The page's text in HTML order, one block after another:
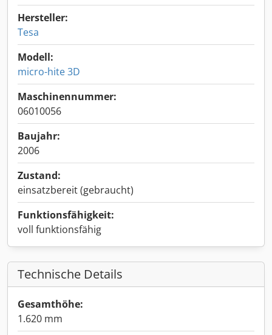
Hersteller:
Tesa
Modell:
micro-hite 3D
Maschinennummer:
06010056
Baujahr:
2006
Zustand:
einsatzbereit (gebraucht)
Funktionsfähigkeit:
voll funktionsfähig
Technische Details
Gesamthöhe:
1.620 mm